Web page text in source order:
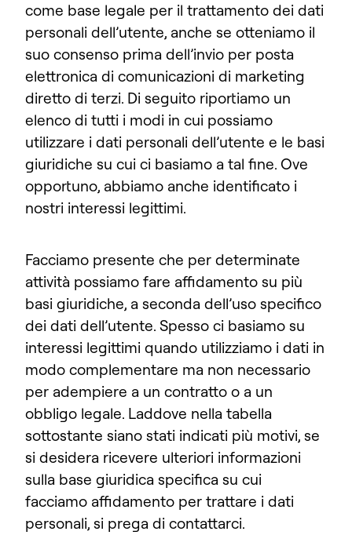
come base legale per il trattamento dei dati
personali dell’utente, anche se otteniamo il
suo consenso prima dell’invio per posta
elettronica di comunicazioni di marketing
diretto di terzi. Di seguito riportiamo un
elenco di tutti i modi in cui possiamo
utilizzare i dati personali dell’utente e le basi
giuridiche su cui ci basiamo a tal fine. Ove
opportuno, abbiamo anche identificato i
nostri interessi legittimi.
Facciamo presente che per determinate
attività possiamo fare affidamento su più
basi giuridiche, a seconda dell’uso specifico
dei dati dell’utente. Spesso ci basiamo su
interessi legittimi quando utilizziamo i dati in
modo complementare ma non necessario
per adempiere a un contratto o a un
obbligo legale. Laddove nella tabella
sottostante siano stati indicati più motivi, se
si desidera ricevere ulteriori informazioni
sulla base giuridica specifica su cui
facciamo affidamento per trattare i dati
personali, si prega di contattarci.